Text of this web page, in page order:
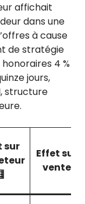
affichait
dans une
à cause
de stratégie
4 %
jours,
structure
sur
Effet sur
vente 🚀